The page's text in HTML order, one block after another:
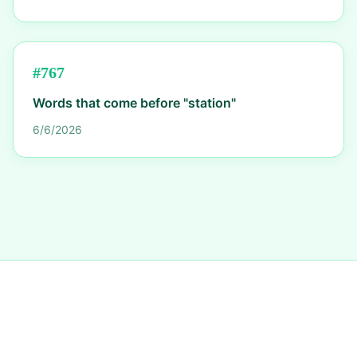
#767
Words that come before "station"
6/6/2026